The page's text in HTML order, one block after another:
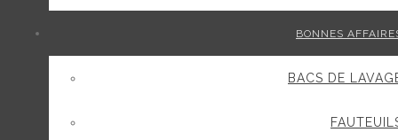
BONNES
BACS DE